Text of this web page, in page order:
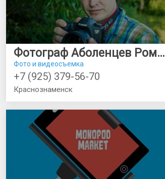
Фотограф Аболенцев Роман
Фото и видеосъемка
+7 (925) 379-56-70
Краснознаменск